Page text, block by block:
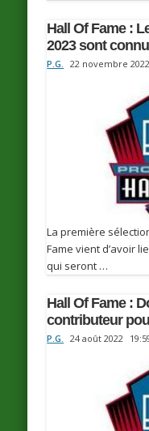
Hall Of Fame :
2023 sont
P.G. 22 novembre 2022
La première
Fame vient d’avoir
qui seront …
Hall Of Fame :
contributeur
P.G. 24 août 2022